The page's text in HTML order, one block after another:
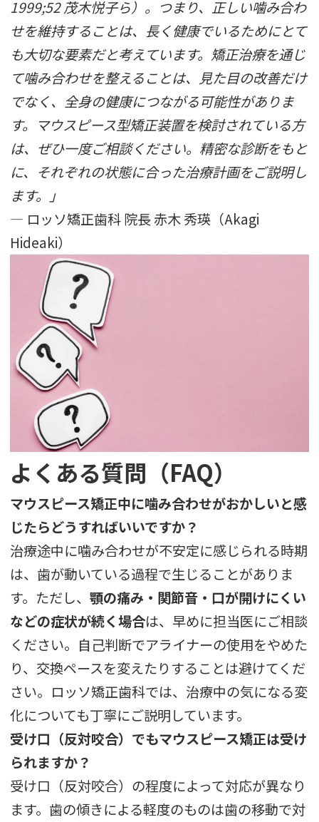
1999;52 茂木悦子ら）。つまり、正しい噛み合わ
せを維持することは、長く健康でいるためにとて
も大切な要素だと考えています。矯正治療を通じ
て噛み合わせを整えることは、見た目の改善だけ
でなく、全身の健康につながる可能性がありま
す。マウスピース型矯正装置を検討されている方
は、ぜひ一度ご相談ください。精密な診断をもと
に、それぞれの状態に合った治療計画をご説明し
ます。」
— ロッソ矯正歯科 院長 赤木 秀瑛（Akagi
Hideaki）
よくある質問（FAQ）
マウスピース矯正中に噛み合わせがおかしいと感
じたらどうすればいいですか？
治療途中に噛み合わせが不安定に感じられる時期
は、歯が動いている過程で生じることがありま
す。ただし、顎の痛み・関節音・口が開けにくい
などの症状が続く場合は、早めに担当医にご相談
ください。自己判断でアライナーの使用をやめた
り、交換ペースを変えたりすることは避けてくだ
さい。ロッソ矯正歯科では、治療中の気になる変
化についても丁寧にご説明しています。
受け口（反対咬合）でもマウスピース矯正は受け
られますか？
受け口（反対咬合）の程度によって対応が異なり
ます。歯の傾きによる軽度のものは歯の移動で対